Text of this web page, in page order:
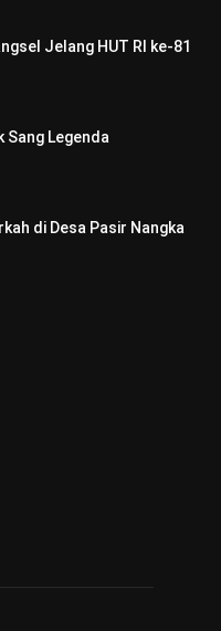
Jelang HUT RI ke-81
Sang Legenda
di Desa Pasir Nangka